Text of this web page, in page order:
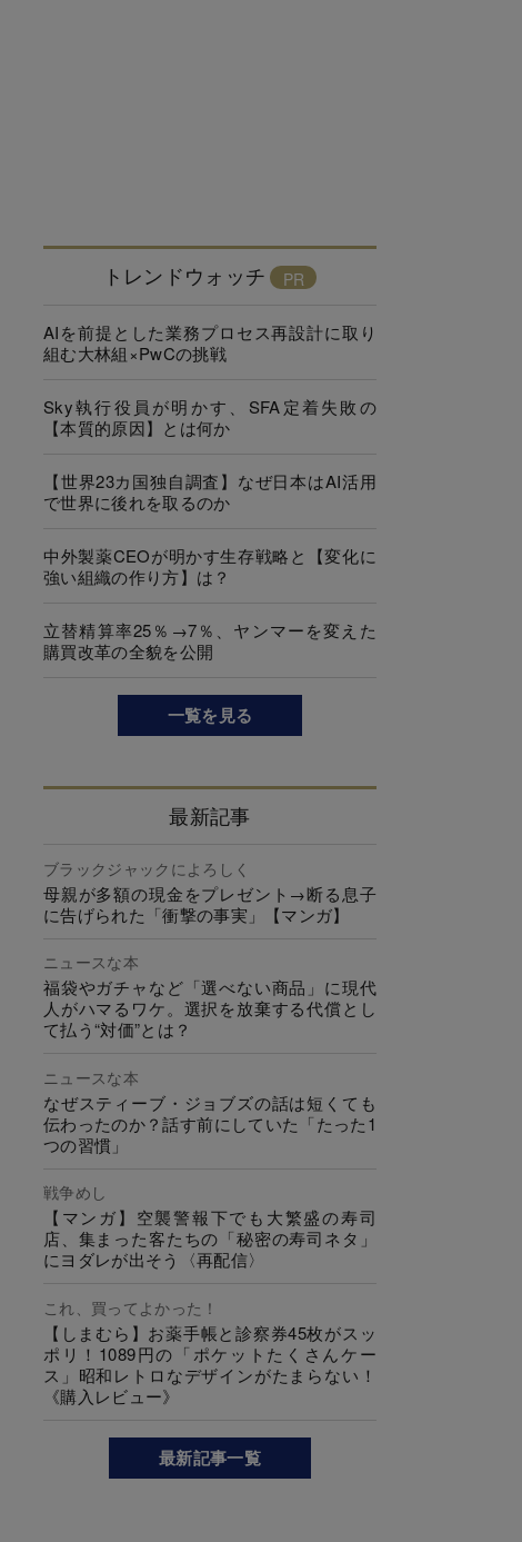
トレンドウォッチ
AIを前提とした業務プロセス再設計に取り
組む大林組×PwCの挑戦
Sky執行役員が明かす、SFA定着失敗の
【本質的原因】とは何か
【世界23カ国独自調査】なぜ日本はAI活用
で世界に後れを取るのか
中外製薬CEOが明かす生存戦略と【変化に
強い組織の作り方】は？
立替精算率25％→7％、ヤンマーを変えた
購買改革の全貌を公開
一覧を見る
最新記事
ブラックジャックによろしく
母親が多額の現金をプレゼント→断る息子
に告げられた「衝撃の事実」【マンガ】
ニュースな本
福袋やガチャなど「選べない商品」に現代
人がハマるワケ。選択を放棄する代償とし
て払う“対価”とは？
ニュースな本
なぜスティーブ・ジョブズの話は短くても
伝わったのか？話す前にしていた「たった1
つの習慣」
戦争めし
【マンガ】空襲警報下でも大繁盛の寿司
店、集まった客たちの「秘密の寿司ネタ」
にヨダレが出そう〈再配信〉
これ、買ってよかった！
【しまむら】お薬手帳と診察券45枚がスッ
ポリ！1089円の「ポケットたくさんケー
ス」昭和レトロなデザインがたまらない！
《購入レビュー》
最新記事一覧